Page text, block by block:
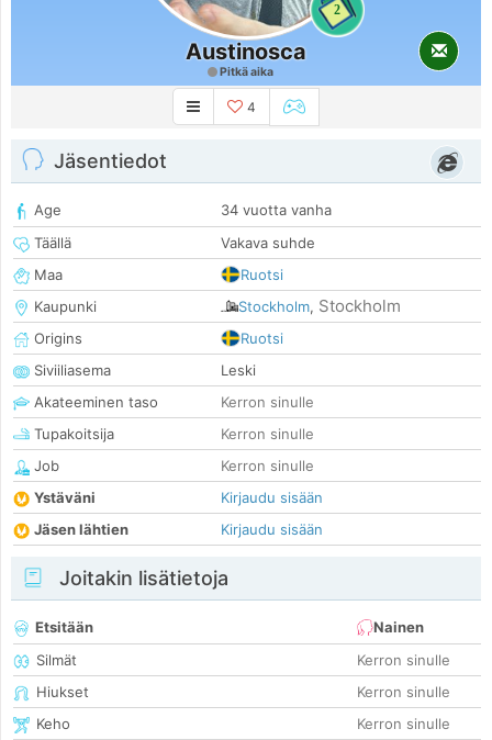
2
Austinosca
Pitkä aika
4
Jäsentiedot
Age
34 vuotta vanha
Täällä
Vakava suhde
Maa
Ruotsi
Kaupunki
Stockholm, Stockholm
Origins
Ruotsi
Siviiliasema
Leski
Akateeminen taso
Kerron sinulle
Tupakoitsija
Kerron sinulle
Job
Kerron sinulle
Ystäväni
Kirjaudu sisään
Jäsen lähtien
Kirjaudu sisään
Joitakin lisätietoja
Etsitään
Nainen
Silmät
Kerron sinulle
Hiukset
Kerron sinulle
Keho
Kerron sinulle